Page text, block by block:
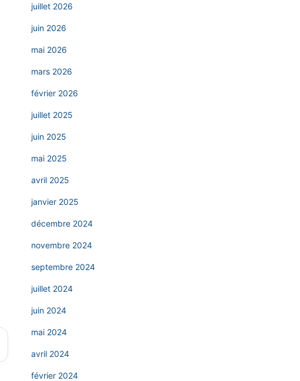
juillet 2026
juin 2026
mai 2026
mars 2026
février 2026
juillet 2025
juin 2025
mai 2025
avril 2025
janvier 2025
décembre 2024
novembre 2024
septembre 2024
juillet 2024
juin 2024
mai 2024
avril 2024
février 2024